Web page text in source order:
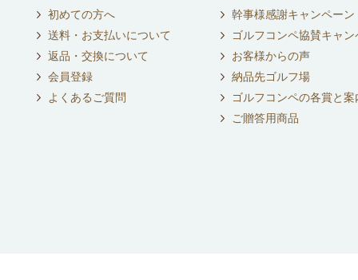
初めての方へ
送料・お支払いについて
返品・交換について
会員登録
よくあるご質問
幹事様感謝キャンペーン
ゴルフコンペ協賛キャン
お客様からの声
納品先ゴルフ場
ゴルフコンペの各賞と案
ご贈答用商品